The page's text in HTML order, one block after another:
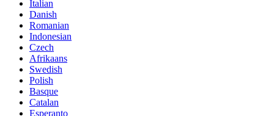
Italian
Danish
Romanian
Indonesian
Czech
Afrikaans
Swedish
Polish
Basque
Catalan
Esperanto